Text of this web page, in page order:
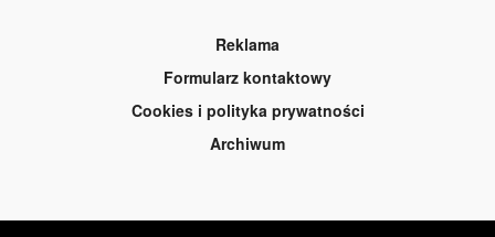
Reklama
Formularz kontaktowy
Cookies i polityka prywatności
Archiwum